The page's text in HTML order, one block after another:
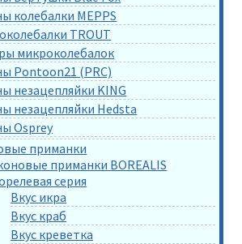
колебалки MEPPS
TROUT
микроколебалок
Pontoon21 (PRC)
незацепляйки KING
незацепляйки Hedsta
Osprey
приманки
приманки BOREALIS
серия
Вкус икра
Вкус краб
Вкус креветка